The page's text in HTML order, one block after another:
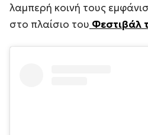
λαμπερή κοινή τους
στο πλαίσιο του Φεστιβάλ